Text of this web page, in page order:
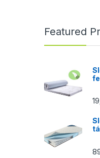
Featured